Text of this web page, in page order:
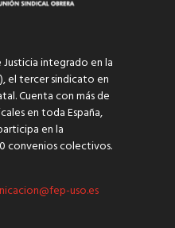
integrado en la
el tercer sindicato en
Cuenta con más de
en toda España,
en la
convenios colectivos.
uso.es